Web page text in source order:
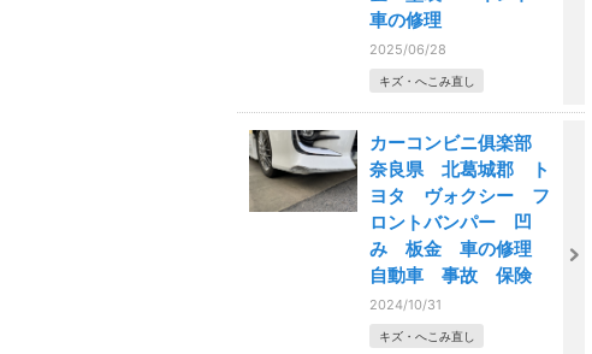
車の修理
2025/06/28
キズ・へこみ直し
カーコンビニ俱楽部
奈良県 北葛城郡 ト
ヨタ ヴォクシー フ
ロントバンパー 凹
み 板金 車の修理
自動車 事故 保険
2024/10/31
キズ・へこみ直し